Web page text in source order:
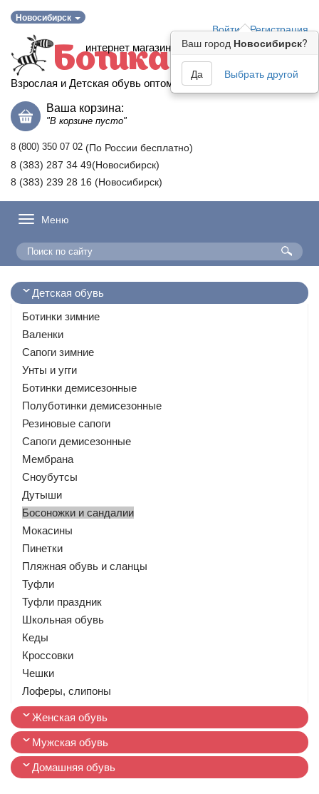
Новосибирск
Ваш город Новосибирск?
Да Выбрать другой
Войти Регистрация
интернет магазин
Ботика
Взрослая и Детская обувь оптом
Ваша корзина:
"В корзине пусто"
8 (800) 350 07 02 (По России бесплатно)
8 (383) 287 34 49(Новосибирск)
8 (383) 239 28 16 (Новосибирск)
Меню
Детская обувь
Ботинки зимние
Валенки
Сапоги зимние
Унты и угги
Ботинки демисезонные
Полуботинки демисезонные
Резиновые сапоги
Сапоги демисезонные
Мембрана
Сноубутсы
Дутыши
Босоножки и сандалии
Мокасины
Пинетки
Пляжная обувь и сланцы
Туфли
Туфли праздник
Школьная обувь
Кеды
Кроссовки
Чешки
Лоферы, слипоны
Женская обувь
Мужская обувь
Домашняя обувь